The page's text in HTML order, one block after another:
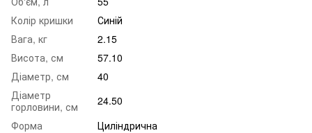
Колір кришки
Синій
Вага, кг
2.15
Висота, см
57.10
Діаметр, см
40
Діаметр
горловини, см
24.50
Форма
Циліндрична